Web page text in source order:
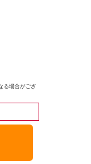
る場合がござ